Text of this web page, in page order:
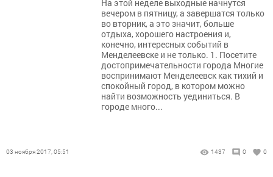
На этой неделе выходные начнутся
вечером в пятницу, а завершатся только
во вторник, а это значит, больше
отдыха, хорошего настроения и,
конечно, интересных событий в
Менделеевске и не только. 1. Посетите
достопримечательности города Многие
воспринимают Менделеевск как тихий и
спокойный город, в котором можно
найти возможность уединиться. В
городе много...
03 ноября 2017, 05:51 1437 0 0